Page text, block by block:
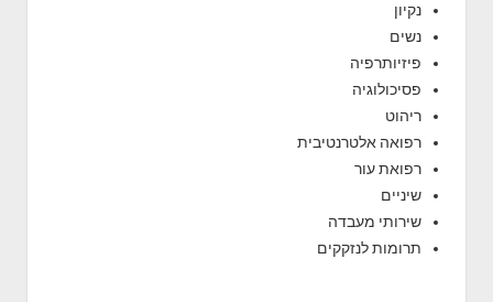
נקיון
נשים
פיזיותרפיה
פסיכולוגיה
ריהוט
רפואה אלטרנטיבית
רפואת עור
שיניים
שירותי מעבדה
תרומות לנזקקים